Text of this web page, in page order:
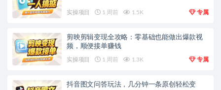
实操项目 1 周前 1.5K 专属
剪映剪辑变现全攻略：零基础也能做出爆款视
频，顺便接单赚钱
实操项目 1 周前 1.3K 专属
抖音图文问答玩法，几分钟一条原创轻松变